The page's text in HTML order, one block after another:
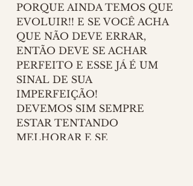
PORQUE AINDA TEMOS QUE
EVOLUIR!! E SE VOCÊ ACHA
QUE NÃO DEVE ERRAR,
ENTÃO DEVE SE ACHAR
PERFEITO E ESSE JÁ É UM
SINAL DE SUA
IMPERFEIÇÃO!
DEVEMOS SIM SEMPRE
ESTAR TENTANDO
MELHORAR E SE